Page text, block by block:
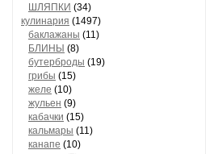
ШЛЯПКИ (34)
кулинария (1497)
баклажаны (11)
БЛИНЫ (8)
бутерброды (19)
грибы (15)
желе (10)
жульен (9)
кабачки (15)
кальмары (11)
канапе (10)